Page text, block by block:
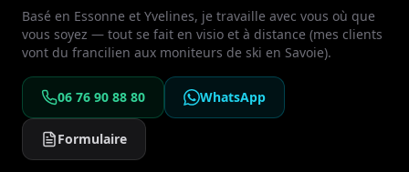
Basé en Essonne et Yvelines, je travaille avec vous où que
vous soyez — tout se fait en visio et à distance (mes clients
vont du francilien aux moniteurs de ski en Savoie).
06 76 90 88 80 WhatsApp
Formulaire